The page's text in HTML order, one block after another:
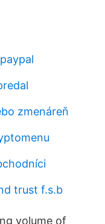
zmenáreň
trust f.s.b
volume of